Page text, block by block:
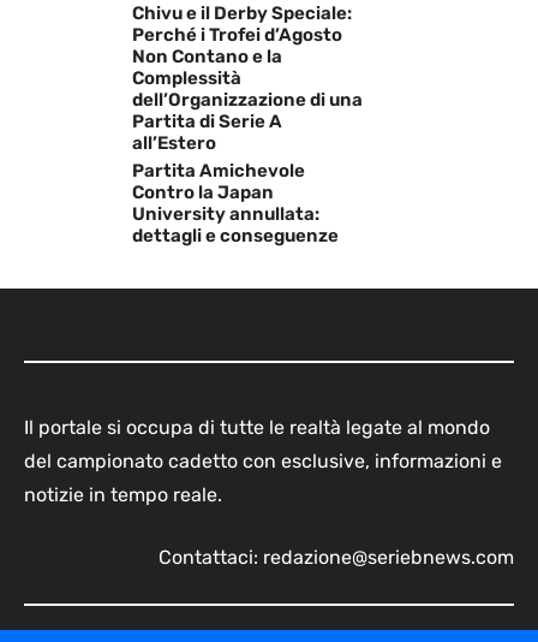
Chivu e il Derby Speciale:
Perché i Trofei d’Agosto
Non Contano e la
Complessità
dell’Organizzazione di una
Partita di Serie A
all’Estero
Partita Amichevole
Contro la Japan
University annullata:
dettagli e conseguenze
Il portale si occupa di tutte le realtà legate al mondo
del campionato cadetto con esclusive, informazioni e
notizie in tempo reale.
Contattaci: redazione@seriebnews.com